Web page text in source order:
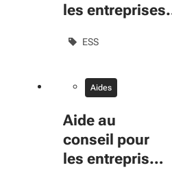
les entreprises
ESS
Aides
Aide au
conseil pour
les entreprises